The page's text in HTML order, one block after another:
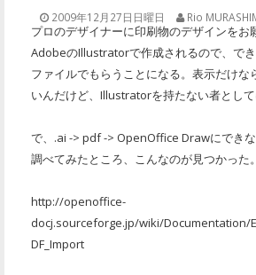
2009年12月27日日曜日 Rio
プロのデザイナーに印刷物のデザインをお
AdobeのIllustratorで作成されるので、で
ファイルでもらうことになる。表示だけ
いんだけど、Illustratorを持たない者として
で、.ai -> pdf -> OpenOffice Drawにでき
調べてみたところ、こんなのが見つかった。
http://openoffice-
docj.sourceforge.jp/wiki/Documentation/
DF_Import